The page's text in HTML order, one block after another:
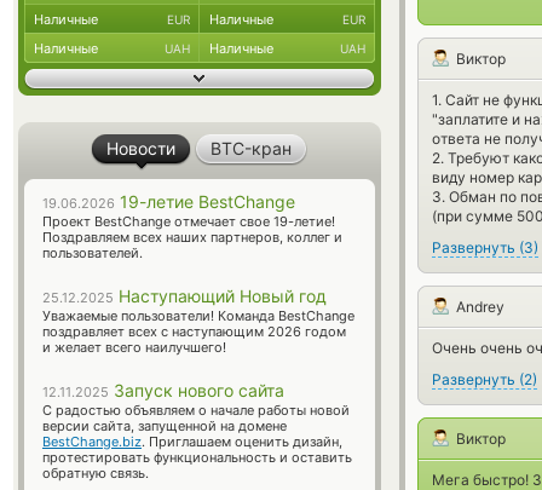
Виктор
1. Сайт не
"заплатите и
ответа не
2. Требуют
виду номер
3. Обман по
(при сумме
Развернуть (3)
Andrey
Очень очень
Развернуть (2)
Виктор
Мега быстро!
Наличные EUR Наличные EUR
Наличные UAH Наличные UAH
Новости BTC-кран
19.06.2026 19-летие BestChange
Проект BestChange отмечает свое 19-летие!
Поздравляем всех наших партнеров, коллег и
пользователей.
25.12.2025 Наступающий Новый год
Уважаемые пользователи! Команда BestChange
поздравляет всех с наступающим 2026 годом
и желает всего наилучшего!
12.11.2025 Запуск нового сайта
С радостью объявляем о начале работы новой
версии сайта, запущенной на домене
BestChange.biz. Приглашаем оценить дизайн,
протестировать функциональность и оставить
обратную связь.